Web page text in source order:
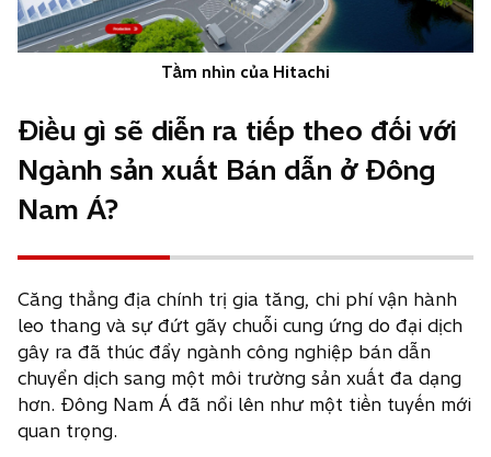
Tầm nhìn của Hitachi
Điều gì sẽ diễn ra tiếp theo đối với
Ngành sản xuất Bán dẫn ở Đông
Nam Á?
Căng thẳng địa chính trị gia tăng, chi phí vận hành
leo thang và sự đứt gãy chuỗi cung ứng do đại dịch
gây ra đã thúc đẩy ngành công nghiệp bán dẫn
chuyển dịch sang một môi trường sản xuất đa dạng
hơn. Đông Nam Á đã nổi lên như một tiền tuyến mới
quan trọng.